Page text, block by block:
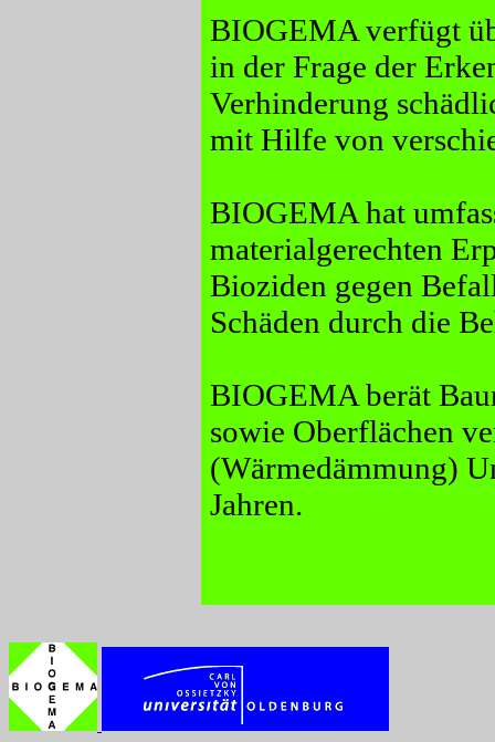
BIOGEMA verfügt
in der Frage der
Verhinderung
mit Hilfe von
BIOGEMA hat
materialgerechten
Bioziden gegen
Schäden durch die
BIOGEMA berät
sowie Oberflächen
(Wärmedämmung)
Jahren.